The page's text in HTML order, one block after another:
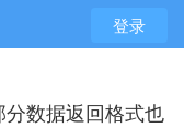
登录
数据返回格式也